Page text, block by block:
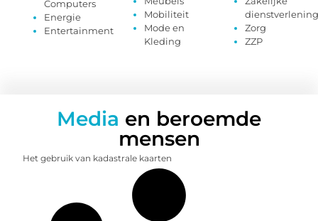
Computers
Energie
Entertainment
Mobiliteit
Mode en
Kleding
dienstverlening
Zorg
ZZP
Media en beroemde
mensen
Het gebruik van kadastrale kaarten